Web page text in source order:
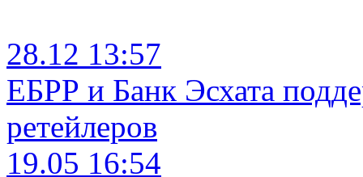
28.12 13:57
ЕБРР и Банк Эсхата
ретейлеров
19.05 16:54